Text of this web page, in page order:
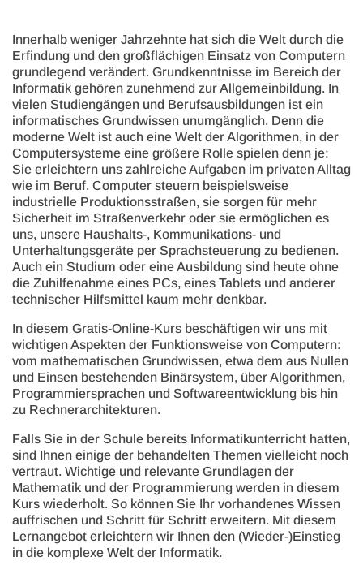
Innerhalb weniger Jahrzehnte hat sich die Welt durch die
Erfindung und den großflächigen Einsatz von Computern
grundlegend verändert. Grundkenntnisse im Bereich der
Informatik gehören zunehmend zur Allgemeinbildung. In
vielen Studiengängen und Berufsausbildungen ist ein
informatisches Grundwissen unumgänglich. Denn die
moderne Welt ist auch eine Welt der Algorithmen, in der
Computersysteme eine größere Rolle spielen denn je:
Sie erleichtern uns zahlreiche Aufgaben im privaten Alltag
wie im Beruf. Computer steuern beispielsweise
industrielle Produktionsstraßen, sie sorgen für mehr
Sicherheit im Straßenverkehr oder sie ermöglichen es
uns, unsere Haushalts-, Kommunikations- und
Unterhaltungsgeräte per Sprachsteuerung zu bedienen.
Auch ein Studium oder eine Ausbildung sind heute ohne
die Zuhilfenahme eines PCs, eines Tablets und anderer
technischer Hilfsmittel kaum mehr denkbar.
In diesem Gratis-Online-Kurs beschäftigen wir uns mit
wichtigen Aspekten der Funktionsweise von Computern:
vom mathematischen Grundwissen, etwa dem aus Nullen
und Einsen bestehenden Binärsystem, über Algorithmen,
Programmiersprachen und Softwareentwicklung bis hin
zu Rechnerarchitekturen.
Falls Sie in der Schule bereits Informatikunterricht hatten,
sind Ihnen einige der behandelten Themen vielleicht noch
vertraut. Wichtige und relevante Grundlagen der
Mathematik und der Programmierung werden in diesem
Kurs wiederholt. So können Sie Ihr vorhandenes Wissen
auffrischen und Schritt für Schritt erweitern. Mit diesem
Lernangebot erleichtern wir Ihnen den (Wieder-)Einstieg
in die komplexe Welt der Informatik.